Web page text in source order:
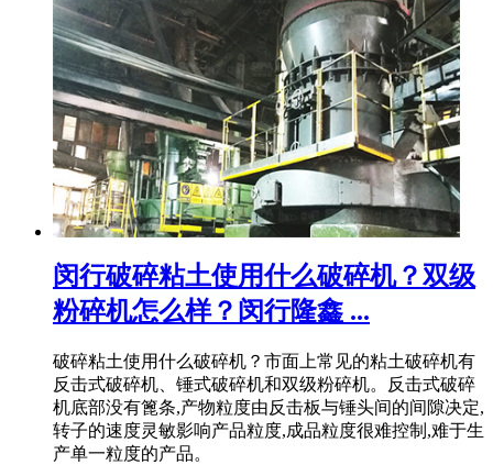
闵行破碎粘土使用什么破碎机？双级
粉碎机怎么样？闵行隆鑫 ...
破碎粘土使用什么破碎机？市面上常见的粘土破碎机有
反击式破碎机、锤式破碎机和双级粉碎机。反击式破碎
机底部没有篦条,产物粒度由反击板与锤头间的间隙决定,
转子的速度灵敏影响产品粒度,成品粒度很难控制,难于生
产单一粒度的产品。